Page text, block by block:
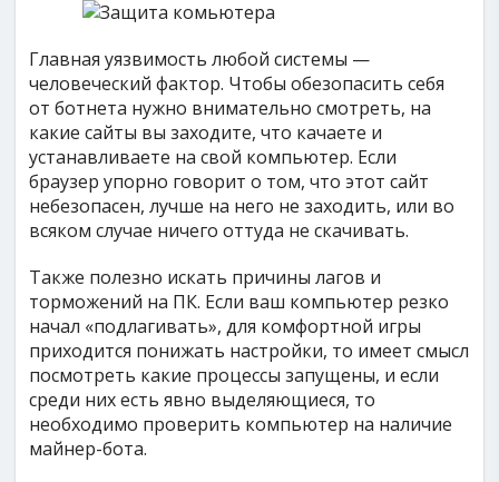
Главная уязвимость любой системы —
человеческий фактор. Чтобы обезопасить себя
от ботнета нужно внимательно смотреть, на
какие сайты вы заходите, что качаете и
устанавливаете на свой компьютер. Если
браузер упорно говорит о том, что этот сайт
небезопасен, лучше на него не заходить, или во
всяком случае ничего оттуда не скачивать.
Также полезно искать причины лагов и
торможений на ПК. Если ваш компьютер резко
начал «подлагивать», для комфортной игры
приходится понижать настройки, то имеет смысл
посмотреть какие процессы запущены, и если
среди них есть явно выделяющиеся, то
необходимо проверить компьютер на наличие
майнер-бота.